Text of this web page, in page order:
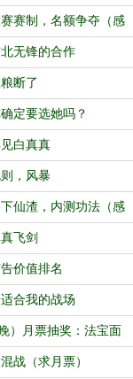
赛制，名额争夺（感
师’打赏盟主）
无锋的合作
断了
定要选她吗？
白真真
，风暴
仙渣，内测功法（感
打赏盟主）
飞剑
价值排名
合我的战场
）月票抽奖：法宝面
浓缩煞气存储罐
战（求月票）